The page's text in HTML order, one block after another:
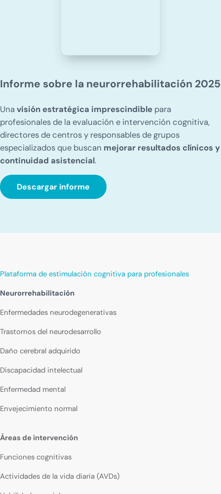
Informe sobre la neurorrehabilitación 2025
Unavisión estratégica imprescindible para
profesionales de la evaluación e intervención cognitiva,
directores de centros y responsables de grupos
especializados que buscan mejorar resultados clínicos y
continuidad asistencial.
Descargar informe
Plataforma de estimulación cognitiva para profesionales
Neurorrehabilitación
Enfermedades neurodegenerativas
Trastornos del neurodesarrollo
Daño cerebral adquirido
Discapacidad intelectual
Enfermedad mental
Envejecimiento normal
Áreas de intervención
Funciones cognitivas
Actividades de la vida diaria (AVDs)